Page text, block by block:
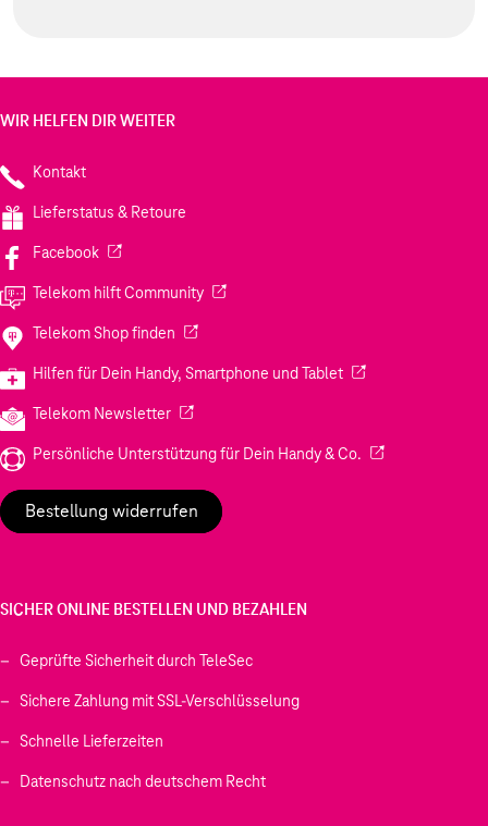
WIR HELFEN DIR WEITER
Kontakt
Lieferstatus & Retoure
Facebook(Wird in einem neuen Tab geöffnet)
Telekom hilft Community(Wird in einem neuen Tab geöffnet)
Telekom Shop finden (Wird in einem neuen Tab geöffnet)
Hilfen für Dein Handy, Smartphone und Tablet(Wird in einem
Telekom Newsletter(Wird in einem neuen Tab geöffnet)
Persönliche Unterstützung für Dein Handy & Co. (Wird in einem
Bestellung widerrufen
SICHER ONLINE BESTELLEN UND BEZAHLEN
Geprüfte Sicherheit durch TeleSec
Sichere Zahlung mit SSL-Verschlüsselung
Schnelle Lieferzeiten
Datenschutz nach deutschem Recht